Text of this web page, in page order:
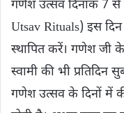
गणेश उत्सव दिनांक 7 से
Utsav Rituals) इस दिन
स्थापित करें। गणेश जी
स्वामी की भी प्रतिदिन
गणेश उत्सव के दिनों में